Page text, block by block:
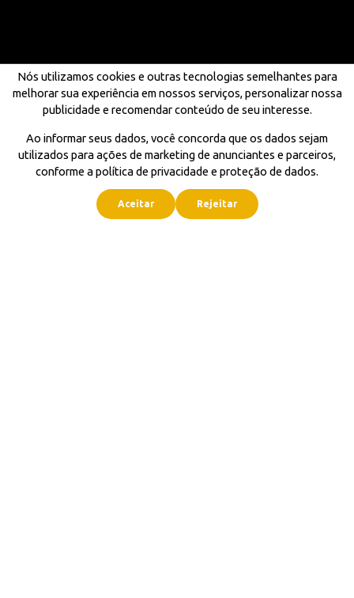
Nós utilizamos cookies e outras tecnologias semelhantes para
melhorar sua experiência em nossos serviços, personalizar nossa
publicidade e recomendar conteúdo de seu interesse.
Ao informar seus dados, você concorda que os dados sejam
utilizados para ações de marketing de anunciantes e parceiros,
conforme a política de privacidade e proteção de dados.
Aceitar Rejeitar